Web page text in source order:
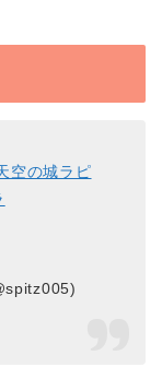
空の城ラピ